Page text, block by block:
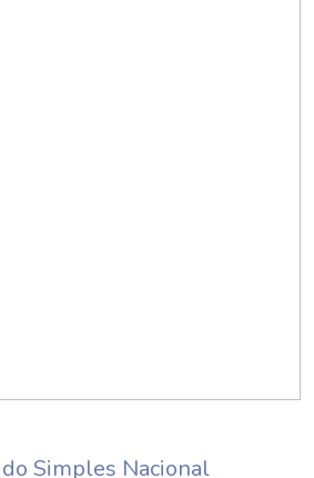
Simples Nacional